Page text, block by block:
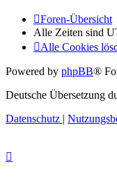
Foren-Übersicht
Alle Zeiten sind
Alle Cookies
Powered by phpBB®
Deutsche Übersetzung
Datenschutz |